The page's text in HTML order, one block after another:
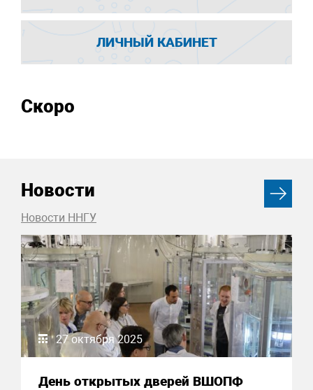
ЛИЧНЫЙ КАБИНЕТ
Скоро
Новости
Новости ННГУ
27 октября 2025
День открытых дверей ВШОПФ